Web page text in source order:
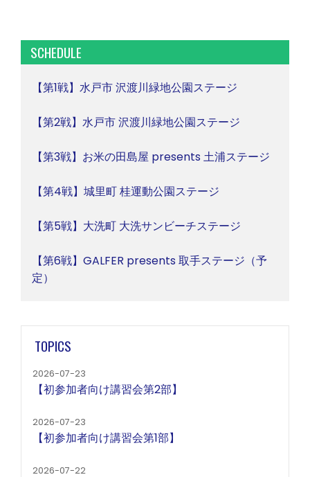
SCHEDULE
【第1戦】水戸市 沢渡川緑地公園ステージ
【第2戦】水戸市 沢渡川緑地公園ステージ
【第3戦】お米の田島屋 presents 土浦ステージ
【第4戦】城里町 桂運動公園ステージ
【第5戦】大洗町 大洗サンビーチステージ
【第6戦】GALFER presents 取手ステージ（予
定）
TOPICS
2026-07-23
【初参加者向け講習会第2部】
2026-07-23
【初参加者向け講習会第1部】
2026-07-22